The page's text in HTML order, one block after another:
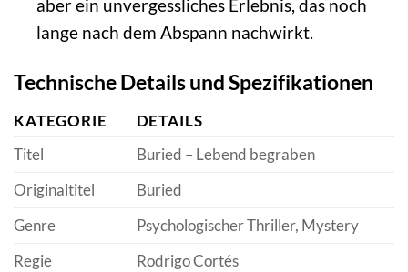
aber ein unvergessliches Erlebnis, das noch
lange nach dem Abspann nachwirkt.
Technische Details und Spezifikationen
KATEGORIE
DETAILS
Titel
Buried – Lebend begraben
Originaltitel
Buried
Genre
Psychologischer Thriller, Mystery
Regie
Rodrigo Cortés